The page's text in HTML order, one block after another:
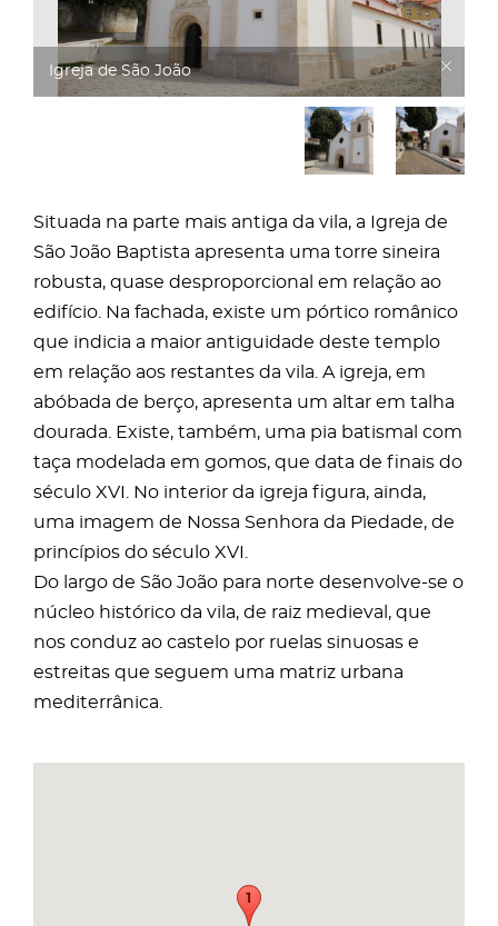
Igreja de São João
Situada na parte mais antiga da vila, a Igreja de
São João Baptista apresenta uma torre sineira
robusta, quase desproporcional em relação ao
edifício. Na fachada, existe um pórtico românico
que indicia a maior antiguidade deste templo
em relação aos restantes da vila. A igreja, em
abóbada de berço, apresenta um altar em talha
dourada. Existe, também, uma pia batismal com
taça modelada em gomos, que data de finais do
século XVI. No interior da igreja figura, ainda,
uma imagem de Nossa Senhora da Piedade, de
princípios do século XVI.
Do largo de São João para norte desenvolve-se o
núcleo histórico da vila, de raiz medieval, que
nos conduz ao castelo por ruelas sinuosas e
estreitas que seguem uma matriz urbana
mediterrânica.